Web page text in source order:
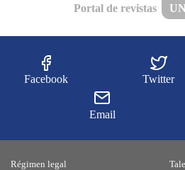
Portal de revistas
Facebook Twitter
Email
Régimen legal